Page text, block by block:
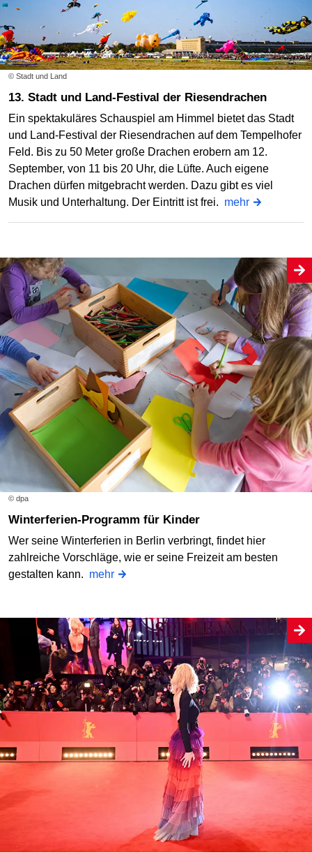
© Stadt und Land
13. Stadt und Land-Festival der Riesendrachen
Ein spektakuläres Schauspiel am Himmel bietet das Stadt
und Land-Festival der Riesendrachen auf dem Tempelhofer
Feld. Bis zu 50 Meter große Drachen erobern am 12.
September, von 11 bis 20 Uhr, die Lüfte. Auch eigene
Drachen dürfen mitgebracht werden. Dazu gibt es viel
Musik und Unterhaltung. Der Eintritt ist frei. mehr
© dpa
Winterferien-Programm für Kinder
Wer seine Winterferien in Berlin verbringt, findet hier
zahlreiche Vorschläge, wie er seine Freizeit am besten
gestalten kann. mehr